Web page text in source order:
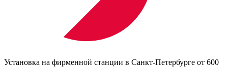
Установка на фирменной станции в Санкт-Петербурге от 600